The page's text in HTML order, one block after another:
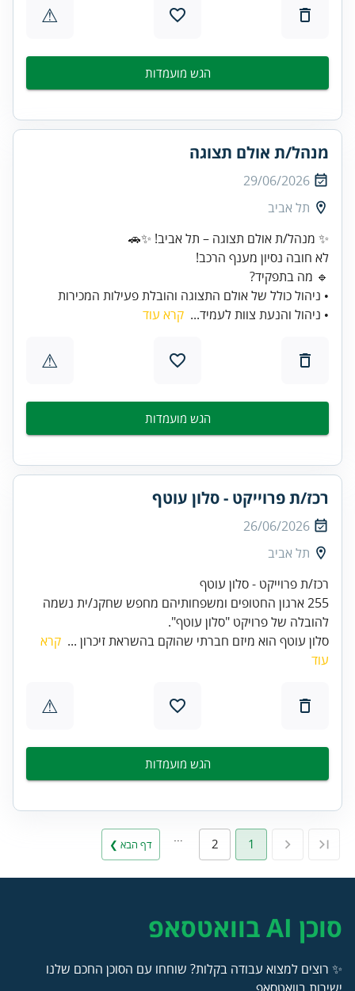
⚠
הגש מועמדות
מנהל/ת אולם תצוגה
29/06/2026
תל אביב
• ניהול כולל של אולם התצוגה והובלת פעילות המכירות
• ניהול והנעת צוות לעמיד... קרא עוד
⚠
הגש מועמדות
רכז/ת פרוייקט - סלון עוטף
26/06/2026
תל אביב
רכז/ת פרוייקט - סלון עוטף
255 ארגון החטופים ומשפחותיהם מחפש שחקנ/ית נשמה
להובלה של פרויקט "סלון עוטף".
סלון עוטף הוא מיזם חברתי שהוקם בהשראת זיכרון ... קרא
עוד
⚠
הגש מועמדות
1
2 דף הבא ❯
סוכן AI בוואטסאפ
✨ רוצים למצוא עבודה בקלות? שוחחו עם הסוכן החכם שלנו